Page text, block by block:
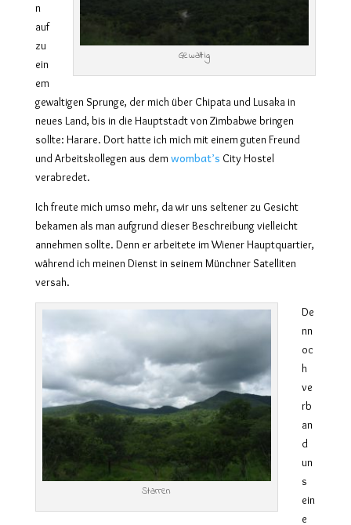
Gewaltig
n
auf
zu
ein
em
gewaltigen Sprunge, der mich über Chipata und Lusaka in
neues Land, bis in die Hauptstadt von Zimbabwe bringen
sollte: Harare. Dort hatte ich mich mit einem guten Freund
und Arbeitskollegen aus demwombat’s City Hostel
verabredet.
Ich freute mich umso mehr, da wir uns seltener zu Gesicht
bekamen als man aufgrund dieser Beschreibung vielleicht
annehmen sollte. Denn er arbeitete im Wiener Hauptquartier,
während ich meinen Dienst in seinem Münchner Satelliten
versah.
Starren
De
nn
oc
h
ve
rb
an
d
un
s
ein
e